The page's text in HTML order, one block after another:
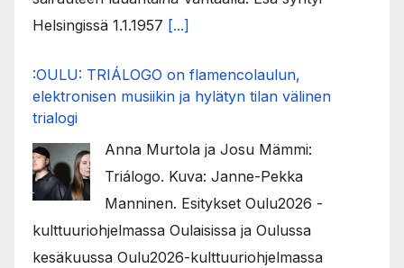
Helsingissä 1.1.1957 [...]
:OULU: TRIÁLOGO on flamencolaulun,
elektronisen musiikin ja hylätyn tilan välinen
trialogi
Anna Murtola ja Josu Mämmi:
Triálogo. Kuva: Janne-Pekka
Manninen. Esitykset Oulu2026 -
kulttuuriohjelmassa Oulaisissa ja Oulussa
kesäkuussa Oulu2026-kulttuuriohjelmassa